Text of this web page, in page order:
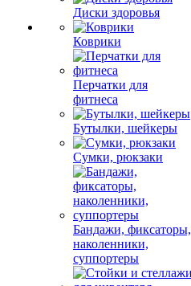
Диски здоровья
Коврики
Перчатки для
фитнеса
Бутылки, шейкеры
Сумки, рюкзаки
Бандажи, фиксаторы,
наколенники,
суппортеры